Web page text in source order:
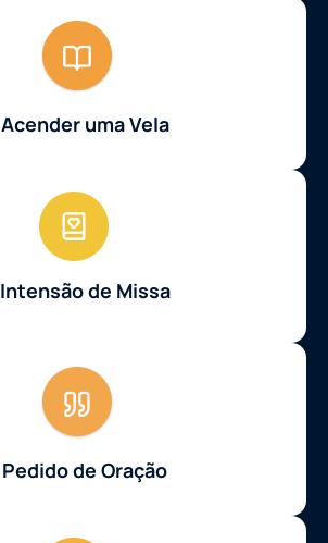
Acender uma Vela
Intensão de Missa
Pedido de Oração